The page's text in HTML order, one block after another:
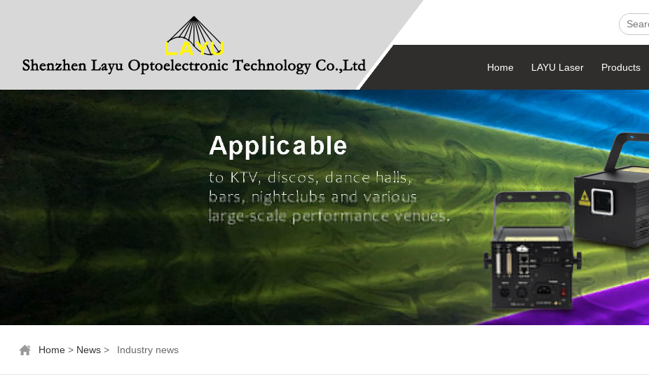
Home LAYU Laser Products
Home> News> Industry news